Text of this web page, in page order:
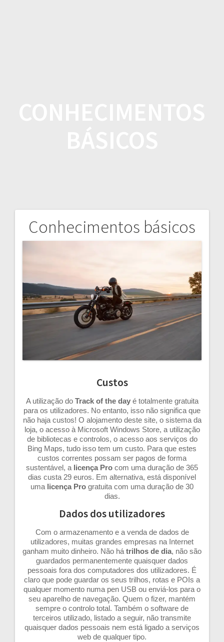
Conhecimentos básicos
Custos
A utilização do Track of the dayé totalmente gratuita
para os utilizadores. No entanto, isso não significa que
não haja custos! O alojamento deste site, o sistema da
loja, o acesso à Microsoft Windows Store, a utilização
de bibliotecas e controlos, o acesso aos serviços do
Bing Maps, tudo isso tem um custo. Para que estes
custos correntes possam ser pagos de forma
sustentável, a licença Pro com uma duração de 365
dias custa 29 euros. Em alternativa, está disponível
uma licença Pro gratuita com uma duração de 30
dias.
Dados dos utilizadores
Com o armazenamento e a venda de dados de
utilizadores, muitas grandes empresas na Internet
ganham muito dinheiro. Não há trilhos de dia, não são
guardados permanentemente quaisquer dados
pessoais fora dos computadores dos utilizadores. É
claro que pode guardar os seus trilhos, rotas e POIs a
qualquer momento numa pen USB ou enviá-los para o
seu aparelho de navegação. Quem o fizer, mantém
sempre o controlo total. Também o software de
terceiros utilizado, listado a seguir, não transmite
quaisquer dados pessoais nem está ligado a serviços
web de qualquer tipo.
Navegação
de